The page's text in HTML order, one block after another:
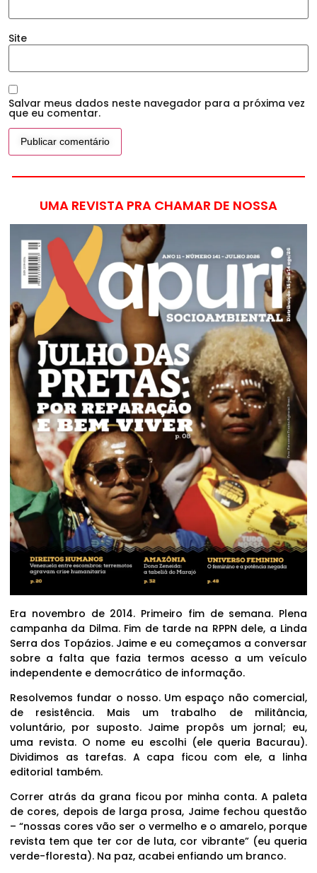
Site
Salvar meus dados neste navegador para a próxima vez
que eu comentar.
UMA REVISTA PRA CHAMAR DE NOSSA
Era novembro de 2014. Primeiro fim de semana. Plena
campanha da Dilma. Fim de tarde na RPPN dele, a Linda
Serra dos Topázios. Jaime e eu começamos a conversar
sobre a falta que fazia termos acesso a um veículo
independente e democrático de informação.
Resolvemos fundar o nosso. Um espaço não comercial,
de resistência. Mais um trabalho de militância,
voluntário, por suposto. Jaime propôs um jornal; eu,
uma revista. O nome eu escolhi (ele queria Bacurau).
Dividimos as tarefas. A capa ficou com ele, a linha
editorial também.
Correr atrás da grana ficou por minha conta. A paleta
de cores, depois de larga prosa, Jaime fechou questão
– “nossas cores vão ser o vermelho e o amarelo, porque
revista tem que ter cor de luta, cor vibrante” (eu queria
verde-floresta). Na paz, acabei enfiando um branco.